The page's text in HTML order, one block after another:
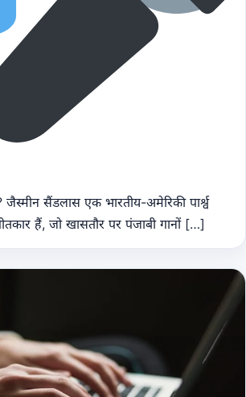
सैंडलास एक भारतीय-अमेरिकी पार्श्व
हैं, जो खासतौर पर पंजाबी गानों […]